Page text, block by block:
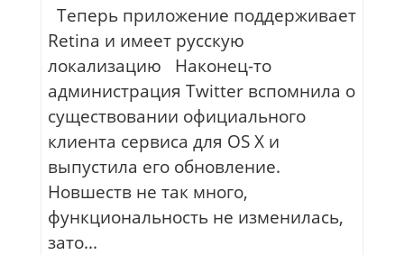
Теперь приложение поддерживает
Retina и имеет русскую
локализацию Наконец-то
администрация Twitter вспомнила о
существовании официального
клиента сервиса для OS X и
выпустила его обновление.
Новшеств не так много,
функциональность не изменилась,
зато...